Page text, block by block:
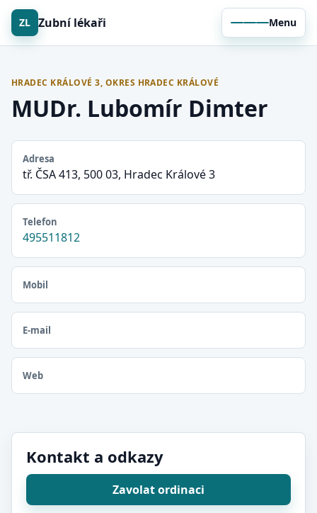
ZL Zubní lékaři Menu
HRADEC KRÁLOVÉ 3, OKRES HRADEC KRÁLOVÉ
MUDr. Lubomír Dimter
Adresa
tř. ČSA 413, 500 03, Hradec Králové 3
Telefon
495511812
Mobil
E-mail
Web
Kontakt a odkazy
Zavolat ordinaci